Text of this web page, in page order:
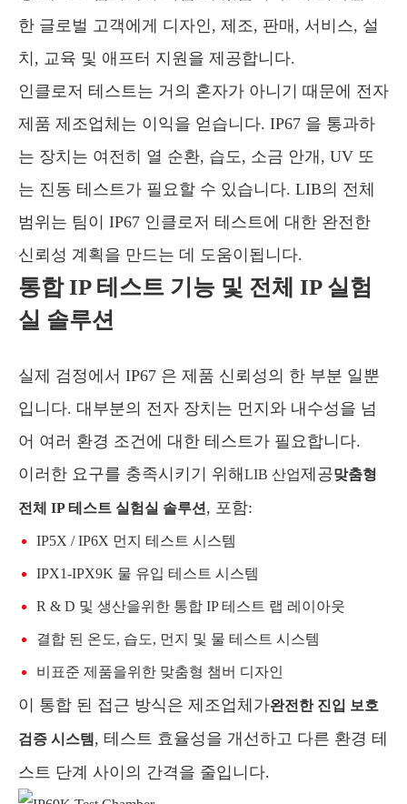
한 글로벌 고객에게 디자인, 제조, 판매, 서비스, 설
치, 교육 및 애프터 지원을 제공합니다.
인클로저 테스트는 거의 혼자가 아니기 때문에 전자
제품 제조업체는 이익을 얻습니다. IP67 을 통과하
는 장치는 여전히 열 순환, 습도, 소금 안개, UV 또
는 진동 테스트가 필요할 수 있습니다. LIB의 전체
범위는 팀이 IP67 인클로저 테스트에 대한 완전한
신뢰성 계획을 만드는 데 도움이됩니다.
통합 IP 테스트 기능 및 전체 IP 실험
실 솔루션
실제 검정에서 IP67 은 제품 신뢰성의 한 부분 일뿐
입니다. 대부분의 전자 장치는 먼지와 내수성을 넘
어 여러 환경 조건에 대한 테스트가 필요합니다.
이러한 요구를 충족시키기 위해 LIB 산업제공맞춤형
전체 IP 테스트 실험실 솔루션 , 포함:
IP5X / IP6X 먼지 테스트 시스템
IPX1-IPX9K 물 유입 테스트 시스템
R & D 및 생산을위한 통합 IP 테스트 랩 레이아웃
결합 된 온도, 습도, 먼지 및 물 테스트 시스템
비표준 제품을위한 맞춤형 챔버 디자인
이 통합 된 접근 방식은 제조업체가완전한 진입 보호
검증 시스템 , 테스트 효율성을 개선하고 다른 환경 테
스트 단계 사이의 간격을 줄입니다.